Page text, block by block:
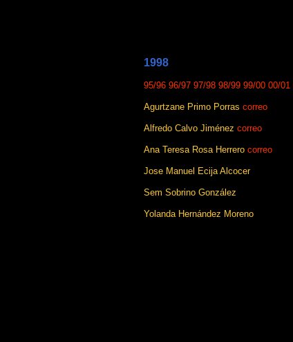
1998
95/96 96/97 97/98 98/99 99/00 00/01
Agurtzane Primo Porras correo
Alfredo Calvo Jiménez correo
Ana Teresa Rosa Herrero correo
Jose Manuel Ecija Alcocer
Sem Sobrino González
Yolanda Hernández Moreno